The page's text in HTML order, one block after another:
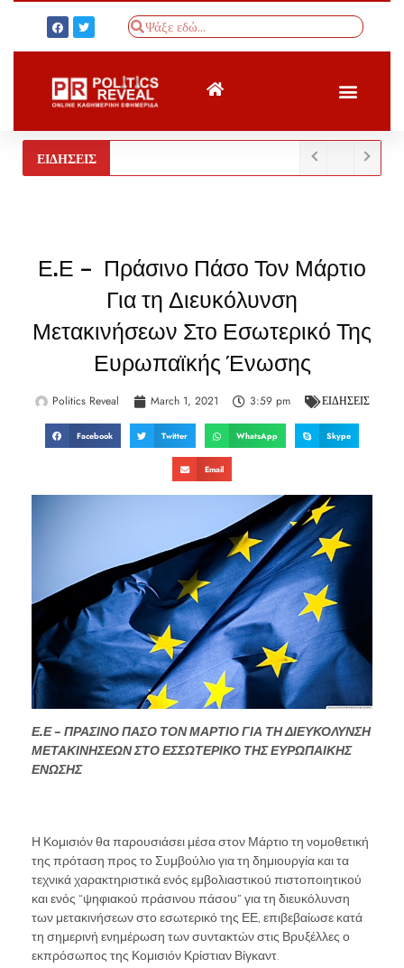
ΕΙΔΗΣΕΙΣ
Ε.Ε – Πράσινο Πάσο Τον Μάρτιο
Για τη Διευκόλυνση
Μετακινήσεων Στο Εσωτερικό Της
Ευρωπαϊκής Ένωσης
Politics Reveal March 1, 2021 3:59 pm ΕΙΔΗΣΕΙΣ
Facebook Twitter WhatsApp Skype
Email
Ε.Ε – ΠΡΑΣΙΝΟ ΠΑΣΟ ΤΟΝ ΜΑΡΤΙΟ ΓΙΑ ΤΗ ΔΙΕΥΚΟΛΥΝΣΗ
ΜΕΤΑΚΙΝΗΣΕΩΝ ΣΤΟ ΕΣΣΩΤΕΡΙΚΟ ΤΗΣ ΕΥΡΩΠΑΙΚΗΣ
ΕΝΩΣΗΣ
Η Κομισιόν θα παρουσιάσει μέσα στον Μάρτιο τη νομοθετική
της πρόταση προς το Συμβούλιο για τη δημιουργία και τα
τεχνικά χαρακτηριστικά ενός εμβολιαστικού πιστοποιητικού
και ενός “ψηφιακού πράσινου πάσου” για τη διευκόλυνση
των μετακινήσεων στο εσωτερικό της ΕΕ, επιβεβαίωσε κατά
τη σημερινή ενημέρωση των συντακτών στις Βρυξέλλες ο
εκπρόσωπος της Κομισιόν Κρίστιαν Βίγκαντ.